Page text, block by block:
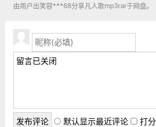
由用户出笑容***68分享凡人歌mp3rar于网盘。
默认显示最近评论 打分